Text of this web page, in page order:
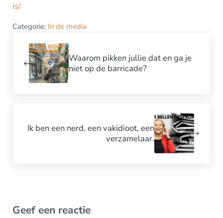
is/
Categorie: In de media
Waarom pikken jullie dat en ga je
niet op de barricade?
Ik ben een nerd, een vakidioot, een
verzamelaar.
Geef een reactie